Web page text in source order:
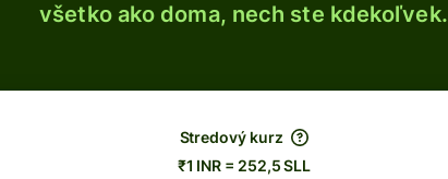
všetko ako doma, nech ste kdekoľvek.
Stredový kurz
₹1 INR = 252,5 SLL